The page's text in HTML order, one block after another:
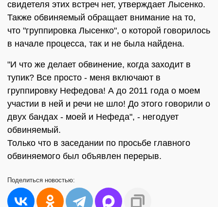
свидетеля этих встреч нет, утверждает Лысенко.
Также обвиняемый обращает внимание на то,
что "группировка Лысенко", о которой говорилось
в начале процесса, так и не была найдена.
"И что же делает обвинение, когда заходит в
тупик? Все просто - меня включают в
группировку Нефедова! А до 2011 года о моем
участии в ней и речи не шло! До этого говорили о
двух бандах - моей и Нефеда", - негодует
обвиняемый.
Только что в заседании по просьбе главного
обвиняемого был объявлен перерыв.
Поделиться новостью: